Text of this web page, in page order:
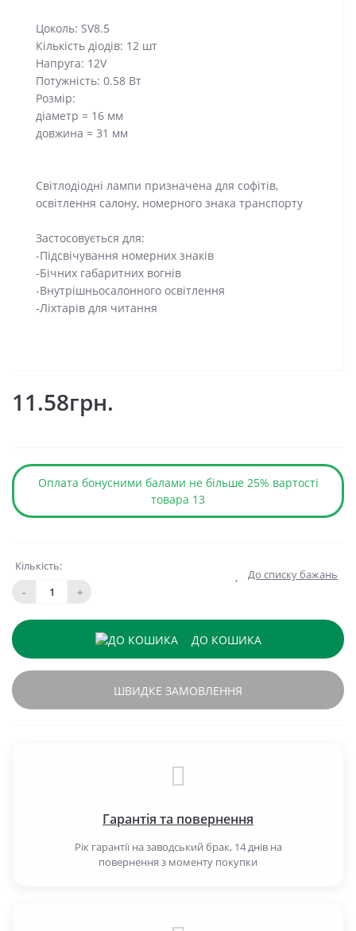
Цоколь: SV8.5
Кількість діодів: 12 шт
Напруга: 12V
Потужність: 0.58 Вт
Розмір:
діаметр = 16 мм
довжина = 31 мм
Світлодіодні лампи призначена для софітів,
освітлення салону, номерного знака транспорту
Застосовується для:
-Підсвічування номерних знаків
-Бічних габаритних вогнів
-Внутрішньосалонного освітлення
-Ліхтарів для читання
11.58грн.
Оплата бонусними балами не більше 25% вартості
товара 13
Кількість:
-
+
До списку бажань
ДО КОШИКА
ШВИДКЕ ЗАМОВЛЕННЯ
Гарантія та повернення
Рік гарантії на заводський брак, 14 днів на
повернення з моменту покупки